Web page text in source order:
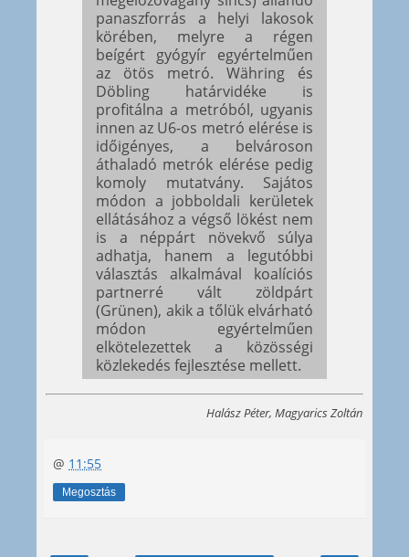
panaszforrás a helyi lakosok
körében, melyre a régen
beígért gyógyír egyértelműen
az ötös metró. Währing és
Döbling határvidéke is
profitálna a metróból, ugyanis
innen az U6-os metró elérése is
időigényes, a belvároson
áthaladó metrók elérése pedig
komoly mutatvány. Sajátos
módon a jobboldali kerületek
ellátásához a végső lökést nem
is a néppárt növekvő súlya
adhatja, hanem a legutóbbi
választás alkalmával koalíciós
partnerré vált zöldpárt
(Grünen), akik a tőlük elvárható
módon egyértelműen
elkötelezettek a közösségi
közlekedés fejlesztése mellett.
Halász Péter, Magyarics Zoltán
@ 11:55
Megosztás